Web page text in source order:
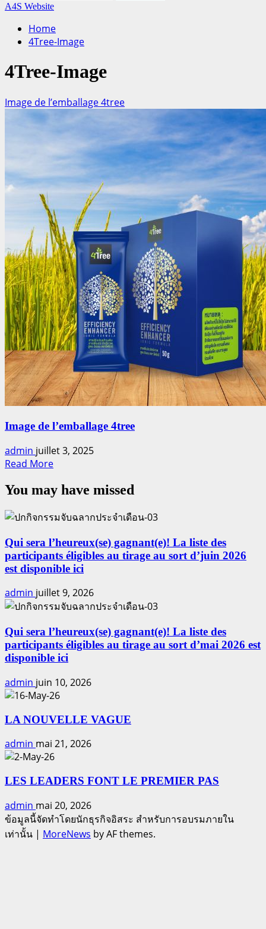
A4S Website
Home
4Tree-Image
4Tree-Image
Image de l’emballage 4tree
Image de l’emballage 4tree
admin juillet 3, 2025
Read MoreRead
about
de
4tree
You may have missed
Qui sera l’heureux(se) gagnant(e)! La liste des
participants éligibles au tirage au sort d’juin 2026
est disponible ici
admin juillet 9, 2026
Qui sera l’heureux(se) gagnant(e)! La liste des
participants éligibles au tirage au sort d’mai 2026 est
disponible ici
admin juin 10, 2026
LA NOUVELLE VAGUE
admin mai 21, 2026
LES LEADERS FONT LE PREMIER PAS
admin mai 20, 2026
ข้อมูลนี้จัดทำโดยนักธุรกิจอิสระ สำหรับการอบรมภายใน
เท่านั้น | MoreNews by AF themes.